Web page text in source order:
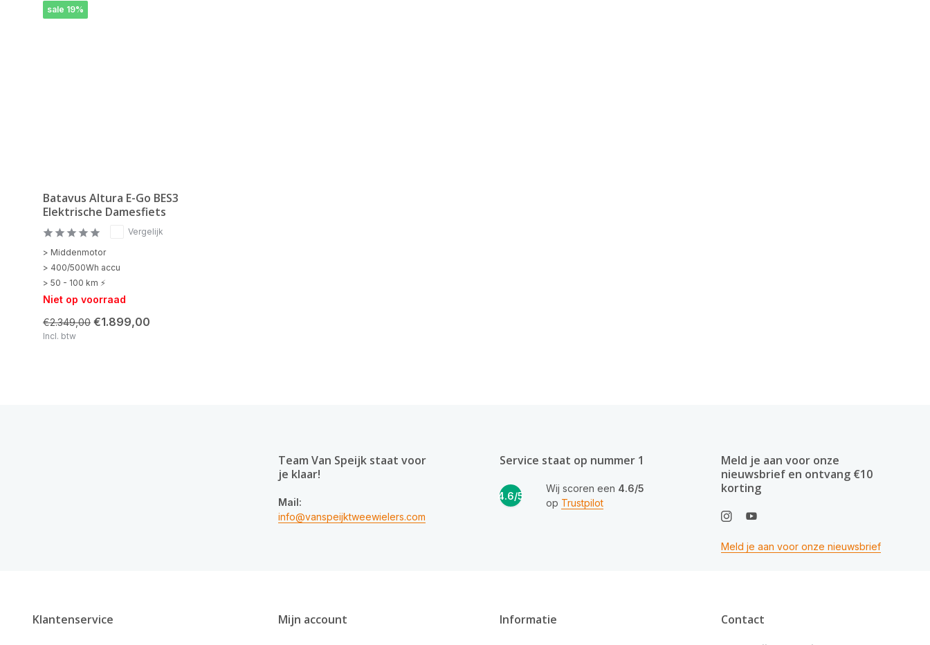
sale 19%
Batavus Altura E-Go BES3
Elektrische Damesfiets
Vergelijk
> Middenmotor
> 400/500Wh accu
> 50 - 100 km ⚡
Niet op voorraad
€2.349,00 €1.899,00
Incl. btw
Team Van Speijk staat voor
je klaar!
Mail:
info@vanspeijktweewielers.com
Service staat op nummer 1
4.6/5
Wij scoren een 4.6/5
op Trustpilot
Meld je aan voor onze
nieuwsbrief en ontvang €10
korting
Meld je aan voor onze nieuwsbrief
Klantenservice Mijn account Informatie Contact